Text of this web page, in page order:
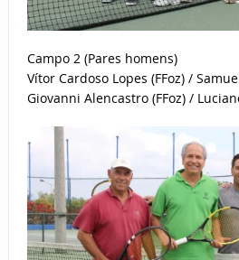
Campo 2 (Pares homens)
Vítor Cardoso Lopes (FFoz) /
Giovanni Alencastro (FFoz) /